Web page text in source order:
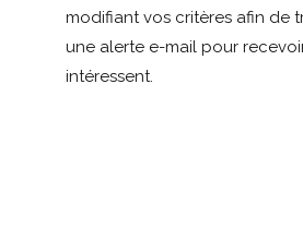
modifiant vos critères afin de
une alerte e-mail pour
intéressent.